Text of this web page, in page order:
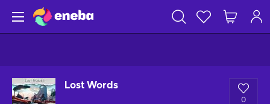
Lost Words
0